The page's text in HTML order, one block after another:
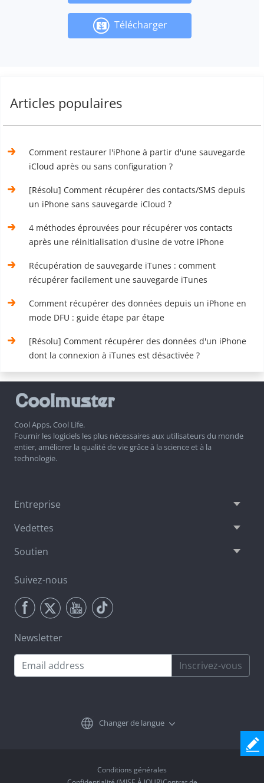
Télécharger
Articles populaires
Comment restaurer l'iPhone à partir d'une sauvegarde
iCloud après ou sans configuration ?
[Résolu] Comment récupérer des contacts/SMS depuis
un iPhone sans sauvegarde iCloud ?
4 méthodes éprouvées pour récupérer vos contacts
après une réinitialisation d'usine de votre iPhone
Récupération de sauvegarde iTunes : comment
récupérer facilement une sauvegarde iTunes
Comment récupérer des données depuis un iPhone en
mode DFU : guide étape par étape
[Résolu] Comment récupérer des données d'un iPhone
dont la connexion à iTunes est désactivée ?
Cool Apps, Cool Life.
Fournir les logiciels les plus nécessaires aux utilisateurs du monde
entier, améliorer la qualité de vie grâce à la science et à la
technologie.
Entreprise
Vedettes
Soutien
Suivez-nous
Newsletter
Inscrivez-vous
Changer de langue
Conditions générales